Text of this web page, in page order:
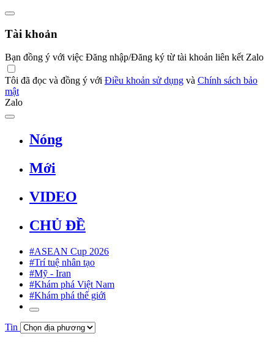
Tài khoản
Bạn đồng ý với việc Đăng nhập/Đăng ký từ tài khoản liên kết Zalo
Tôi đã đọc và đồng ý với Điều khoản sử dụng và Chính sách bảo
mật
Zalo
Nóng
Mới
VIDEO
CHỦ ĐỀ
#ASEAN Cup 2026
#Trí tuệ nhân tạo
#Mỹ - Iran
#Khám phá Việt Nam
#Khám phá thế giới
Tin